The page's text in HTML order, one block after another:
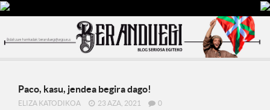
Paco, kasu, jendea begira dago!
ELIZA KATODIKOA 23 AZA, 2021 0